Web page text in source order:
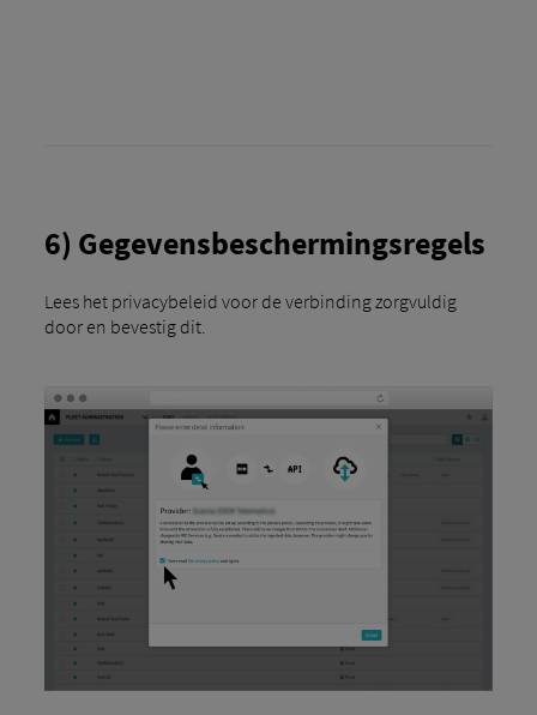
6) Gegevensbeschermingsregels
Lees het privacybeleid voor de verbinding zorgvuldig
door en bevestig dit.